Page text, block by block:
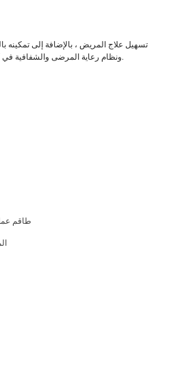
تسهيل علاج المريض ، بالإضافة إلى تمكينه
ونظام رعاية المرضى والشفافية في كل خطوة من خطوات رحلة العلاج.
طاقم